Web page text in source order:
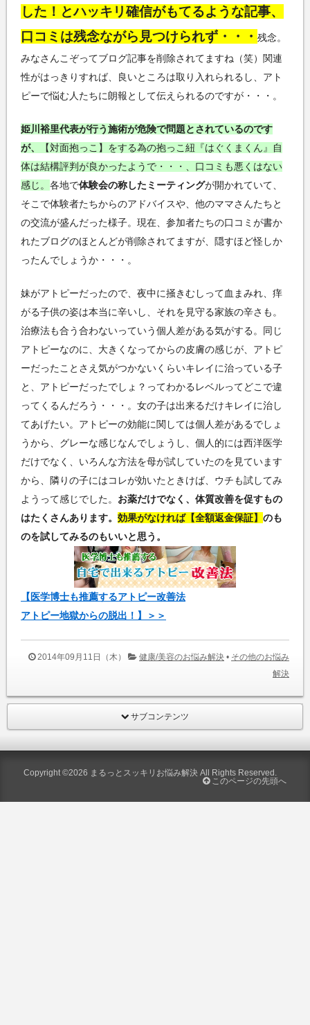
した！とハッキリ確信がもてるような記事、
口コミは残念ながら見つけられず・・・ 残念。
みなさんこぞってブログ記事を削除されてますね（笑）関連
性がはっきりすれば、良いところは取り入れられるし、アト
ピーで悩む人たちに朗報として伝えられるのですが・・・。
姫川裕里代表が行う施術が危険で問題とされているのです
が、
【対面抱っこ】をする為の抱っこ紐『はぐくまくん』自
体は結構評判が良かったようで・・・、口コミも悪くはない
感じ。 各地で体験会の称したミーティングが開かれていて、
そこで体験者たちからのアドバイスや、他のママさんたちと
の交流が盛んだった様子。現在、参加者たちの口コミが書か
れたブログのほとんどが削除されてますが、隠すほど怪しか
ったんでしょうか・・・。
妹がアトピーだったので、夜中に掻きむしって血まみれ、痒
がる子供の姿は本当に辛いし、それを見守る家族の辛さも。
治療法も合う合わないっていう個人差がある気がする。同じ
アトピーなのに、大きくなってからの皮膚の感じが、アトピ
ーだったことさえ気がつかないくらいキレイに治っている子
と、アトピーだったでしょ？ってわかるレベルってどこで違
ってくるんだろう・・・。女の子は出来るだけキレイに治し
てあげたい。アトピーの効能に関しては個人差があるでしょ
うから、グレーな感じなんでしょうし、個人的には西洋医学
だけでなく、いろんな方法を母が試していたのを見ています
から、隣りの子にはコレが効いたときけば、ウチも試してみ
ようって感じでした。 お薬だけでなく、体質改善を促すもの
はたくさんあります。 効果がなければ【全額返金保証】 のも
のを試してみるのもいいと思う。
【医学博士も推薦するアトピー改善法
アトピー地獄からの脱出！】＞＞
2014年09月11日（木） 健康/美容のお悩み解決 • その他のお悩み
解決
サブコンテンツ
Copyright ©2026 まるっとスッキリお悩み解決 All Rights Reserved.
このページの先頭へ